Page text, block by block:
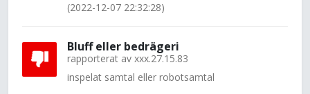
(2022-12-07 22:32:28)
Bluff eller bedrägeri
rapporterat av xxx.27.15.83
inspelat samtal eller robotsamtal